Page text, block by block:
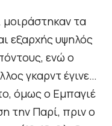
τα
εξαρχής υψηλός
ενώ ο
γκαρντ έγινε…
όμως ο Εμπαγιέ
την Παρί, πριν ο